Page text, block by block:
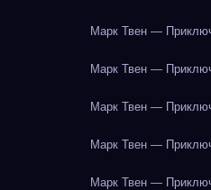
Марк Твен —
Марк Твен —
Марк Твен —
Марк Твен —
Марк Твен —